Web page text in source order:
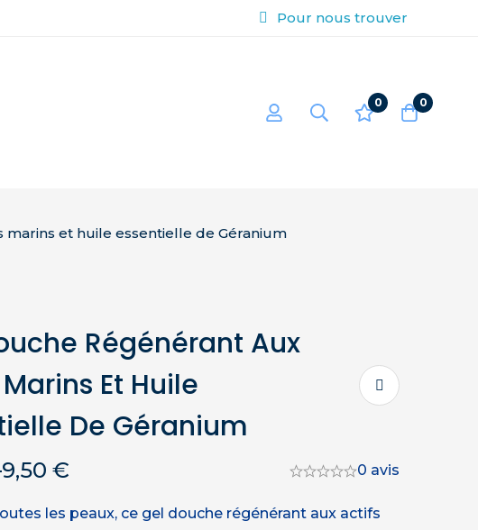
Pour nous trouver
0 0
marins et huile essentielle de Géranium
Régénérant Aux
Et Huile
De Géranium
9,50 € 0 avis
les peaux, ce gel douche régénérant aux actifs